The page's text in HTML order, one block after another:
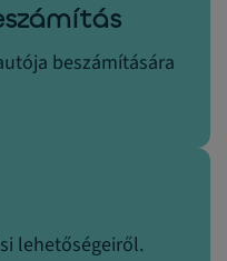
beszámítására
lehetőségeiről.